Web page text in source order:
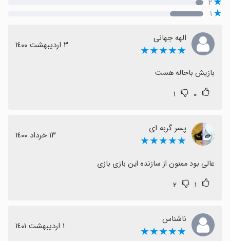
۱
الهه جهانی
★★★★★ ٣ اردیبهشت ١٤٠٠
بازیش باحاله هست
۰ ۱
پسر گربه ای
★★★★★ ١٣ خرداد ١٤٠٠
عالی بود ممنون از سازنده این بازی بازی
۱ ۲
ناشناس
★★★★★ ١ اردیبهشت ١٤٠١